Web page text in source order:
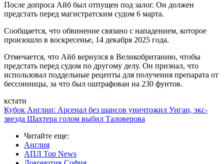
После допроса Айб был отпущен под залог. Он должен
предстать перед магистратским судом 6 марта.
Сообщается, что обвинение связано с нападением, которое
произошло в воскресенье, 14 декабря 2025 года.
Отмечается, что Айб вернулся в Великобританию, чтобы
предстать перед судом по другому делу. Он признал, что
использовал поддельные рецепты для получения препарата от
бессонницы, за что был оштрафован на 230 фунтов.
кстати
Кубок Англии: Арсенал без шансов уничтожил Уиган, экс-
звезда Шахтера голом выбил Таловерова
Читайте еще:
Англия
АПЛ Top News